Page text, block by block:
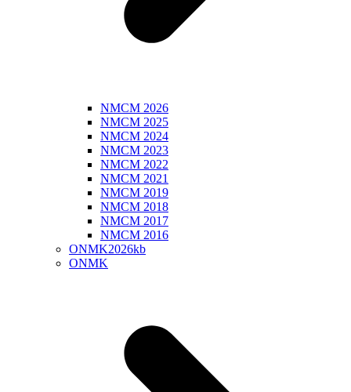
NMCM 2026
NMCM 2025
NMCM 2024
NMCM 2023
NMCM 2022
NMCM 2021
NMCM 2019
NMCM 2018
NMCM 2017
NMCM 2016
ONMK2026kb
ONMK